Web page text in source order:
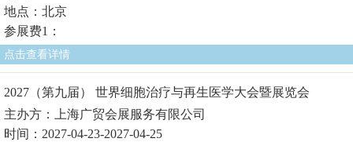
地点：北京
参展费1：
点击查看详情
2027（第九届） 世界细胞治疗与再生医学大会暨展览会
主办方：上海广贸会展服务有限公司
时间：2027-04-23-2027-04-25